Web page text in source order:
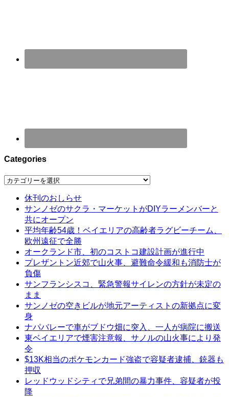
Categories
Categories
休刊のおしらせ
サンノゼのサクラ・マーケットがDIYラーメンバーと
共にオープン
平均年齢54歳！ベイエリアの高齢者ラグビーチーム、
欧州遠征で全勝
オークランド市、初のコストコ建設計画が進行中
プレザントン近郊で山火事、避難命令緩和も消防士が
負傷
サンフランシスコ、緊急警報サイレンの方針が未定の
まま
サンノゼの空きビルが地元アーティストの新拠点に変
身
ナパバレーで車がブドウ畑に突入、一人が病院に搬送
東ベイエリアで煙害注意報、サノルの山火事により発
令
$13K相当のポケモンカード強盗で容疑者逮捕、銃器も
押収
レッドウッドシティで兄弟間の暴力事件、容疑者が投
降